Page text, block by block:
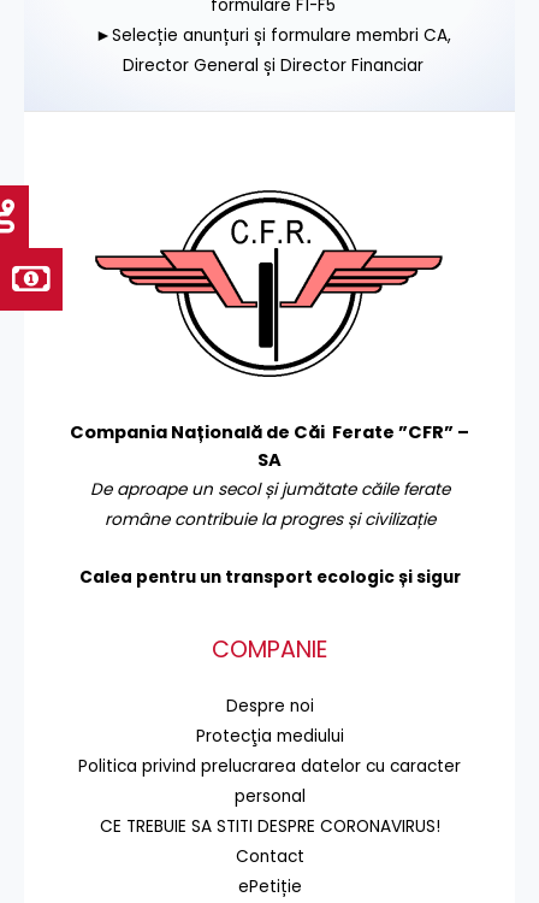
formulare F1-F5
►Selecție anunțuri și formulare membri CA,
Director General și Director Financiar
Compania Națională de Căi Ferate ”CFR” –
SA
De aproape un secol și jumătate căile ferate
române contribuie la progres și civilizație
Calea pentru un transport ecologic și sigur
COMPANIE
Despre noi
Protecţia mediului
Politica privind prelucrarea datelor cu caracter
personal
CE TREBUIE SA STITI DESPRE CORONAVIRUS!
Contact
ePetiție